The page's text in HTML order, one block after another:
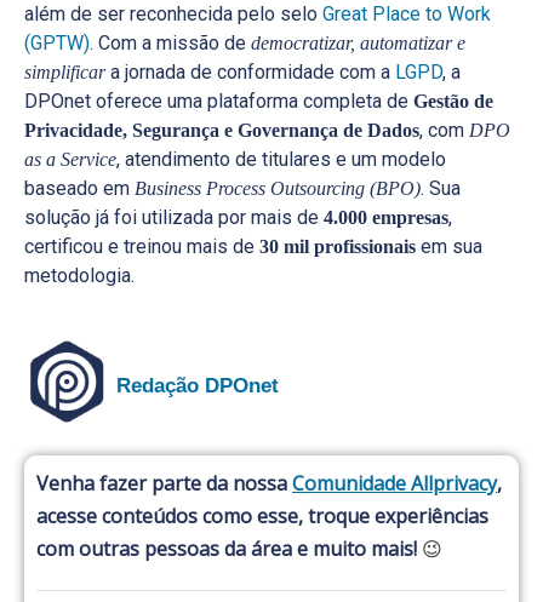
além de ser reconhecida pelo selo Great Place to Work
(GPTW). Com a missão de democratizar, automatizar e
simplificara jornada de conformidade com a LGPD, a
DPOnet oferece uma plataforma completa de Gestão de
Privacidade, Segurança e Governança de Dados, com DPO
as a Service, atendimento de titulares e um modelo
baseado em Business Process Outsourcing (BPO). Sua
solução já foi utilizada por mais de 4.000 empresas,
certificou e treinou mais de 30 mil profissionais em sua
metodologia.
Redação DPOnet
Venha fazer parte da nossaComunidade Allprivacy,
acesse conteúdos como esse, troque experiências
com outras pessoas da área e muito mais! 😉